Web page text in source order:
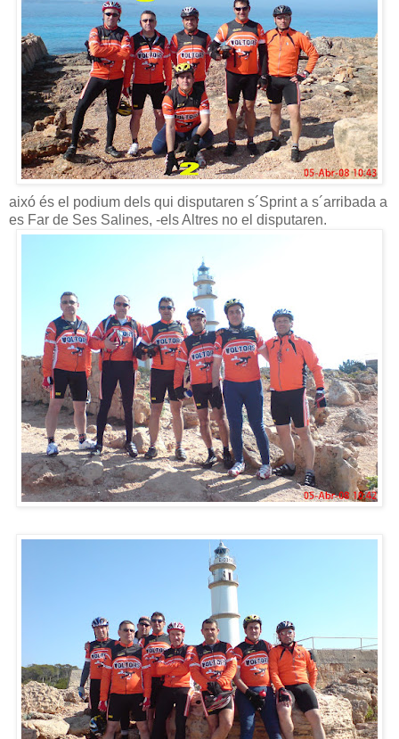
aixó és el podium dels qui disputaren s´Sprint a s´arribada a
es Far de Ses Salines, -els Altres no el disputaren.